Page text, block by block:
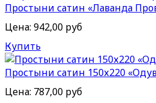
Простыни сатин «Лаванда
Цена: 942,00 руб
Купить
Простыни сатин 150х220
Цена: 787,00 руб